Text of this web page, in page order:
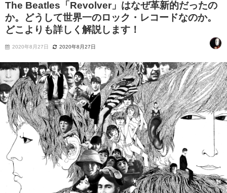
The Beatles「Revolver」はなぜ革新的だったの
か。どうして世界一のロック・レコードなのか。
どこよりも詳しく解説します！
2020年8月27日 2020年8月27日